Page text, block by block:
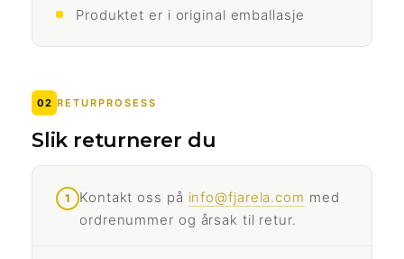
Produktet er i original emballasje
02 RETURPROSESS
Slik returnerer du
Kontakt oss på info@fjarela.com med
ordrenummer og årsak til retur.